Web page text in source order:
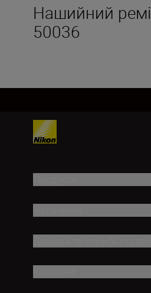
Нашийний
50036